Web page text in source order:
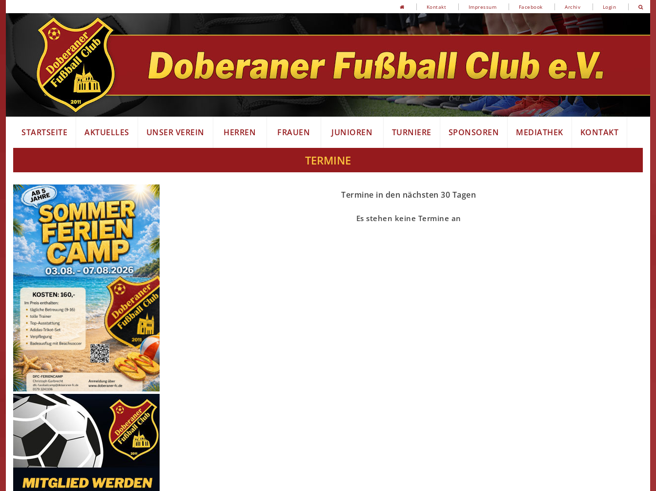
Kontakt Impressum Facebook Archiv Login
STARTSEITE AKTUELLES UNSER VEREIN HERREN FRAUEN JUNIOREN TURNIERE SPONSOREN MEDIATHEK KONTAKT
TERMINE
Termine in den nächsten 30 Tagen
Es stehen keine Termine an